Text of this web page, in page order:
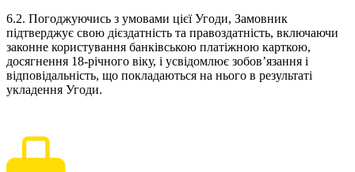
6.2. Погоджуючись з умовами цієї Угоди, Замовник
підтверджує свою дієздатність та правоздатність, включаючи
законне користування банківською платіжною карткою,
досягнення 18-річного віку, і усвідомлює зобов’язання і
відповідальність, що покладаються на нього в результаті
укладення Угоди.